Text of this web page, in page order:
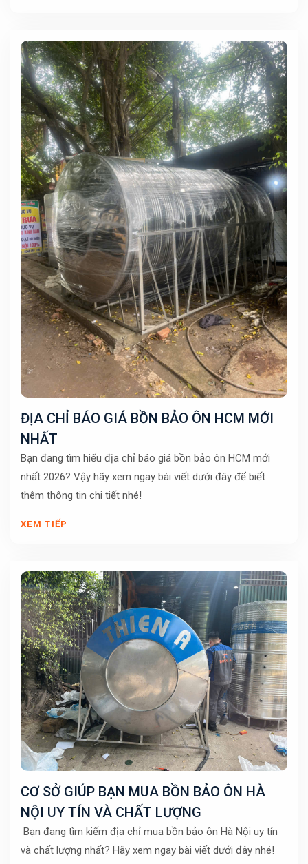
ĐỊA CHỈ BÁO GIÁ BỒN BẢO ÔN HCM MỚI
NHẤT
Bạn đang tìm hiểu địa chỉ báo giá bồn bảo ôn HCM mới
nhất 2026? Vậy hãy xem ngay bài viết dưới đây để biết
thêm thông tin chi tiết nhé!
XEM TIẾP
CƠ SỞ GIÚP BẠN MUA BỒN BẢO ÔN HÀ
NỘI UY TÍN VÀ CHẤT LƯỢNG
Bạn đang tìm kiếm địa chỉ mua bồn bảo ôn Hà Nội uy tín
và chất lượng nhất? Hãy xem ngay bài viết dưới đây nhé!